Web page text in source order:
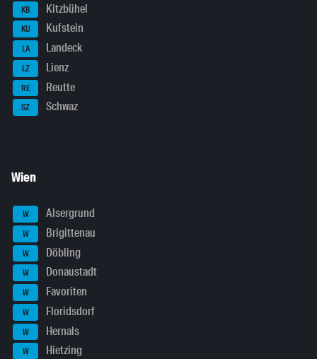
KB Kitzbühel
KU Kufstein
LA Landeck
LZ Lienz
RE Reutte
SZ Schwaz
Wien
W Alsergrund
W Brigittenau
W Döbling
W Donaustadt
W Favoriten
W Floridsdorf
W Hernals
W Hietzing